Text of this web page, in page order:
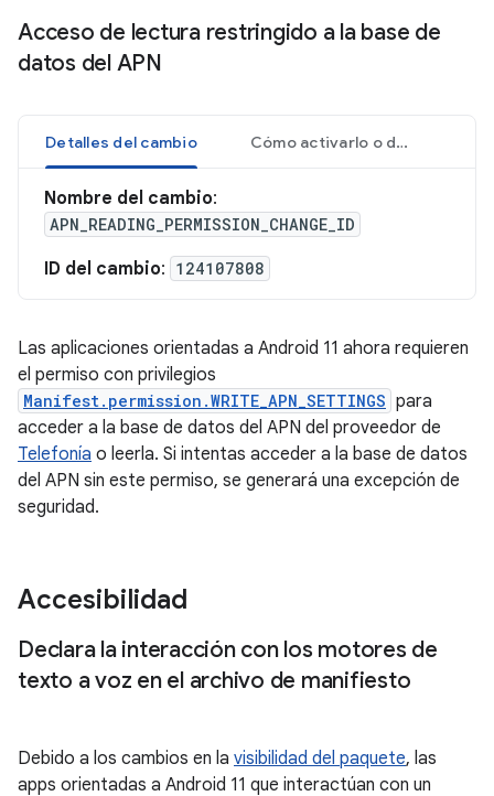
Acceso de lectura restringido a la base de
datos del APN
Detalles del cambio Cómo activarlo o desactivarlo
Nombre del cambio:
APN_READING_PERMISSION_CHANGE_ID
ID del cambio: 124107808
Las aplicaciones orientadas a Android 11 ahora requieren
el permiso con privilegios
Manifest.permission.WRITE_APN_SETTINGS para
acceder a la base de datos del APN del proveedor de
Telefonía o leerla. Si intentas acceder a la base de datos
del APN sin este permiso, se generará una excepción de
seguridad.
Accesibilidad
Declara la interacción con los motores de
texto a voz en el archivo de manifiesto
Debido a los cambios en la visibilidad del paquete, las
apps orientadas a Android 11 que interactúan con un